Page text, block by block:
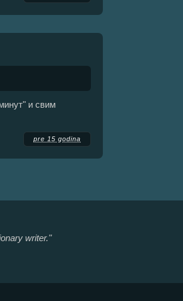
и свим
pre 15 godina
writer."